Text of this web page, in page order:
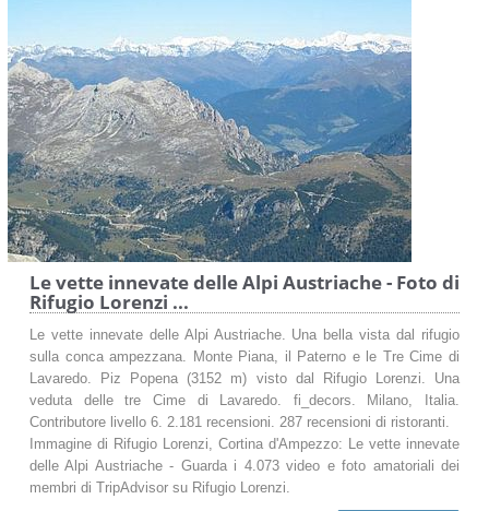
Le vette innevate delle Alpi Austriache - Foto di
Rifugio Lorenzi ...
Le vette innevate delle Alpi Austriache. Una bella vista dal rifugio
sulla conca ampezzana. Monte Piana, il Paterno e le Tre Cime di
Lavaredo. Piz Popena (3152 m) visto dal Rifugio Lorenzi. Una
veduta delle tre Cime di Lavaredo. fi_decors. Milano, Italia.
Contributore livello 6. 2.181 recensioni. 287 recensioni di ristoranti.
Immagine di Rifugio Lorenzi, Cortina d'Ampezzo: Le vette innevate
delle Alpi Austriache - Guarda i 4.073 video e foto amatoriali dei
membri di TripAdvisor su Rifugio Lorenzi.